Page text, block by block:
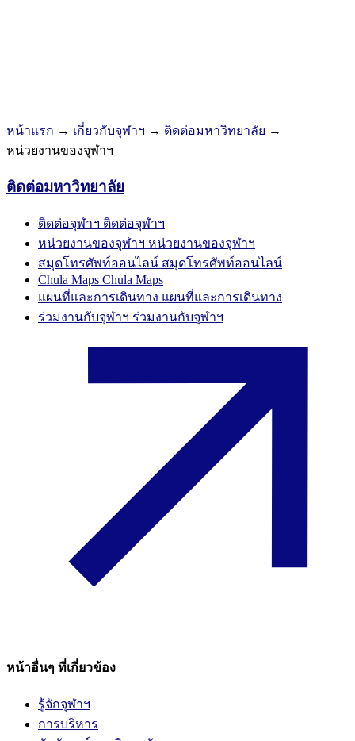
หน้าแรก → เกี่ยวกับจุฬาฯ → ติดต่อมหาวิทยาลัย →
หน่วยงานของจุฬาฯ
ติดต่อมหาวิทยาลัย
ติดต่อจุฬาฯ ติดต่อจุฬาฯ
หน่วยงานของจุฬาฯ หน่วยงานของจุฬาฯ
สมุดโทรศัพท์ออนไลน์ สมุดโทรศัพท์ออนไลน์
Chula Maps Chula Maps
แผนที่และการเดินทาง แผนที่และการเดินทาง
ร่วมงานกับจุฬาฯ ร่วมงานกับจุฬาฯ
หน้าอื่นๆ ที่เกี่ยวข้อง
รู้จักจุฬาฯ
การบริหาร